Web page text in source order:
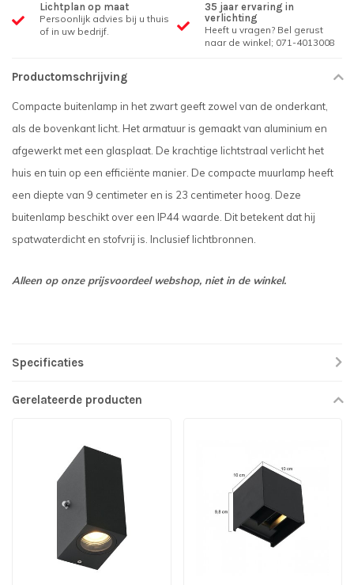
Lichtplan op maat
Persoonlijk advies bij u thuis
of in uw bedrijf.
35 jaar ervaring in
verlichting
Heeft u vragen? Bel gerust
naar de winkel; 071-4013008
Productomschrijving
Compacte buitenlamp in het zwart geeft zowel van de onderkant,
als de bovenkant licht. Het armatuur is gemaakt van aluminium en
afgewerkt met een glasplaat. De krachtige lichtstraal verlicht het
huis en tuin op een efficiënte manier. De compacte muurlamp heeft
een diepte van 9 centimeter en is 23 centimeter hoog. Deze
buitenlamp beschikt over een IP44 waarde. Dit betekent dat hij
spatwaterdicht en stofvrij is. Inclusief lichtbronnen.
Alleen op onze prijsvoordeel webshop, niet in de winkel.
Specificaties
Gerelateerde producten